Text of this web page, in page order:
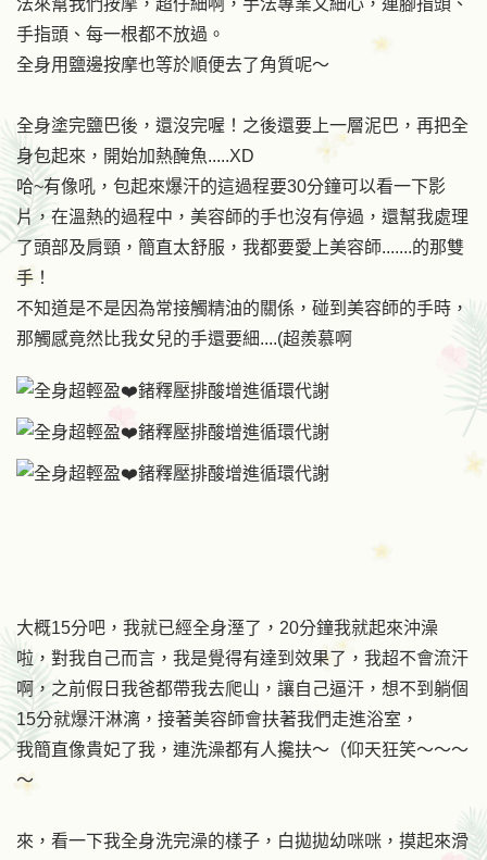
手指頭、每一根都不放過。
全身用鹽邊按摩也等於順便去了角質呢～
全身塗完鹽巴後，還沒完喔！之後還要上一層泥巴，再把全
身包起來，開始加熱醃魚.....XD
哈~有像吼，包起來爆汗的這過程要30分鐘可以看一下影
片，在溫熱的過程中，美容師的手也沒有停過，還幫我處理
了頭部及肩頸，簡直太舒服，我都要愛上美容師.......的那雙
手！
不知道是不是因為常接觸精油的關係，碰到美容師的手時，
那觸感竟然比我女兒的手還要細....(超羨慕啊
大概15分吧，我就已經全身溼了，20分鐘我就起來沖澡
啦，對我自己而言，我是覺得有達到效果了，我超不會流汗
啊，之前假日我爸都帶我去爬山，讓自己逼汗，想不到躺個
15分就爆汗淋漓，接著美容師會扶著我們走進浴室，
我簡直像貴妃了我，連洗澡都有人攙扶～（仰天狂笑～～～
～
來，看一下我全身洗完澡的樣子，白拋拋幼咪咪，摸起來滑